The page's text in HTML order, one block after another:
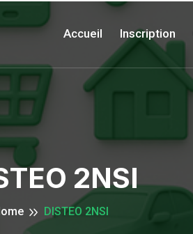
Accueil Inscription
2NSI
DISTEO 2NSI